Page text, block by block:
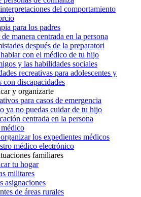
del comportamiento
para los padres
de manera centrada en la persona
después de la preparatori
con el médico de tu hijo
y las habilidades sociales
recreativas para adolescentes y
con discapacidades
y organizarte
para casos de emergencia
ya no puedas cuidar de tu hijo
centrada en la persona
los expedientes médicos
médico electrónico
familiares
tu hogar
militares
asignaciones
de áreas rurales